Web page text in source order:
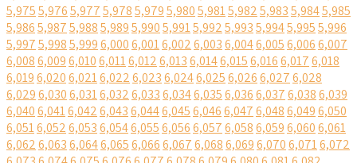
5,9755,9765,9775,9785,9795,9805,9815,9825,9835,9845,985
5,9865,9875,9885,9895,9905,9915,9925,9935,9945,9955,996
5,9975,9985,9996,0006,0016,0026,0036,0046,0056,0066,007
6,0086,0096,0106,0116,0126,0136,0146,0156,0166,0176,018
6,0196,0206,0216,0226,0236,0246,0256,0266,0276,028
6,0296,0306,0316,0326,0336,0346,0356,0366,0376,0386,039
6,0406,0416,0426,0436,0446,0456,0466,0476,0486,0496,050
6,0516,0526,0536,0546,0556,0566,0576,0586,0596,0606,061
6,0626,0636,0646,0656,0666,0676,0686,0696,0706,0716,072